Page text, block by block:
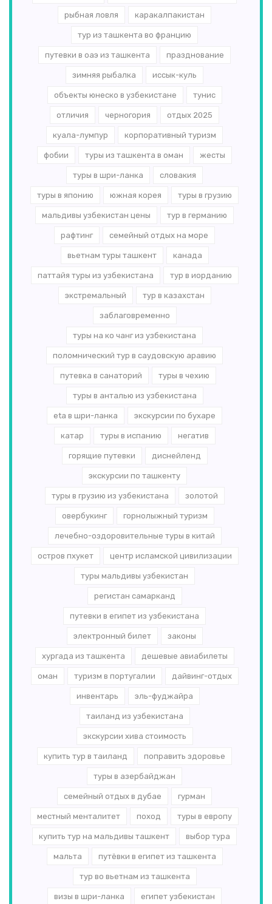
рыбная ловля каракалпакистан
тур из ташкента во францию
путевки в оаэ из ташкента празднование
зимняя рыбалка иссык-куль
объекты юнеско в узбекистане тунис
отличия черногория отдых 2025
куала-лумпур корпоративный туризм
фобии туры из ташкента в оман жесты
туры в шри-ланка словакия
туры в японию южная корея туры в грузию
мальдивы узбекистан цены тур в германию
рафтинг семейный отдых на море
вьетнам туры ташкент канада
паттайя туры из узбекистана тур в иорданию
экстремальный тур в казахстан
заблаговременно
туры на ко чанг из узбекистана
поломнический тур в саудовскую аравию
путевка в санаторий туры в чехию
туры в анталью из узбекистана
eta в шри-ланка экскурсии по бухаре
катар туры в испанию негатив
горящие путевки диснейленд
экскурсии по ташкенту
туры в грузию из узбекистана золотой
овербукинг горнолыжный туризм
лечебно-оздоровительные туры в китай
остров пхукет центр исламской цивилизации
туры мальдивы узбекистан
регистан самарканд
путевки в египет из узбекистана
электронный билет законы
хургада из ташкента дешевые авиабилеты
оман туризм в португалии дайвинг-отдых
инвентарь эль-­фуджайра
таиланд из узбекистана
экскурсии хива стоимость
купить тур в таиланд поправить здоровье
туры в азербайджан
семейный отдых в дубае гурман
местный менталитет поход туры в европу
купить тур на мальдивы ташкент выбор тура
мальта путёвки в египет из ташкента
тур во вьетнам из ташкента
визы в шри-ланка египет узбекистан